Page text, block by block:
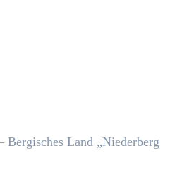
Bergisches Land „Niederberg